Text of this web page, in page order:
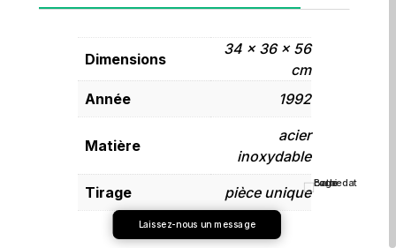
Dimensions
34 × 36 × 56
cm
Année
1992
Matière
acier
inoxydable
Tirage pièce unique
Laissez-nous un message